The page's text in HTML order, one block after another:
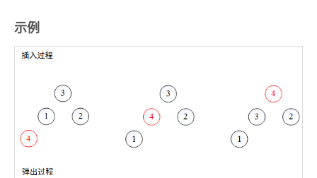
示例